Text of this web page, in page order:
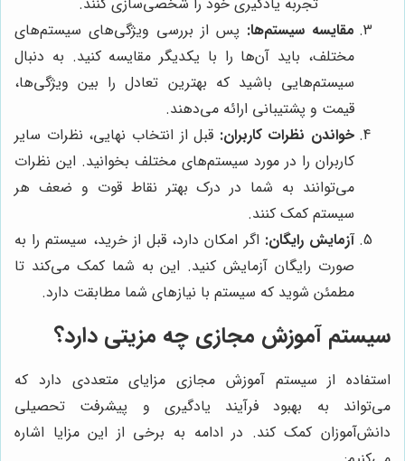
مقایسه سیستم‌ها: پس از بررسی ویژگی‌های سیستم‌های
مختلف، باید آن‌ها را با یکدیگر مقایسه کنید. به دنبال
سیستم‌هایی باشید که بهترین تعادل را بین ویژگی‌ها،
قیمت و پشتیبانی ارائه می‌دهند.
خواندن نظرات کاربران: قبل از انتخاب نهایی، نظرات سایر
کاربران را در مورد سیستم‌های مختلف بخوانید. این نظرات
می‌توانند به شما در درک بهتر نقاط قوت و ضعف هر
سیستم کمک کنند.
آزمایش رایگان: اگر امکان دارد، قبل از خرید، سیستم را به
صورت رایگان آزمایش کنید. این به شما کمک می‌کند تا
مطمئن شوید که سیستم با نیازهای شما مطابقت دارد.
سیستم آموزش مجازی چه مزیتی دارد؟
استفاده از سیستم آموزش مجازی مزایای متعددی دارد که
می‌تواند به بهبود فرآیند یادگیری و پیشرفت تحصیلی
دانش‌آموزان کمک کند. در ادامه به برخی از این مزایا اشاره